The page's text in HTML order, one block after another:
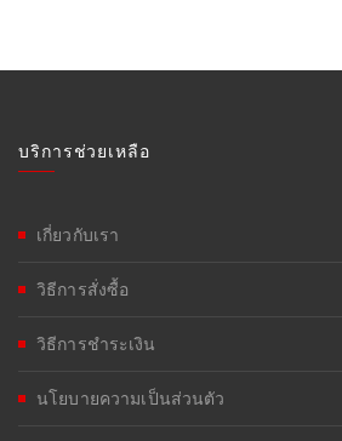
บริการช่วยเหลือ
เกี่ยวกับเรา
วิธีการสั่งซื้อ
วิธีการชำระเงิน
นโยบายความเป็นส่วนตัว